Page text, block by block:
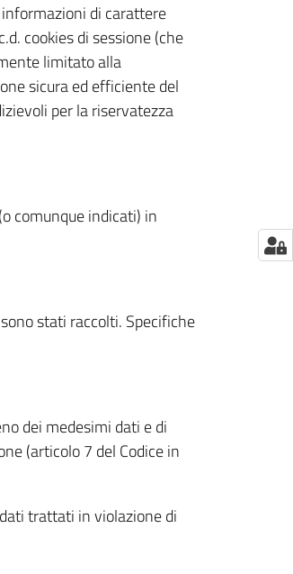
di carattere
cookies di sessione (che
limitato alla
sicura ed efficiente del
per la riservatezza
comunque indicati) in
stati raccolti. Specifiche
dei medesimi dati e di
(articolo 7 del Codice in
trattati in violazione di